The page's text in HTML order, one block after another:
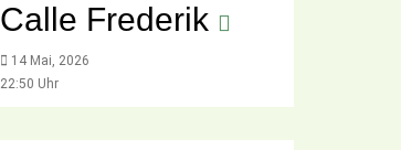
Calle Frederik
14 Mai, 2026
22:50 Uhr